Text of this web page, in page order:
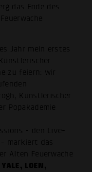
das Ende des
Jahr mein erstes
zu feiern: wir
Künstlerischer
Popakademie
- den Live-
- markiert das
Alten Feuerwache
YALE, LOEN,